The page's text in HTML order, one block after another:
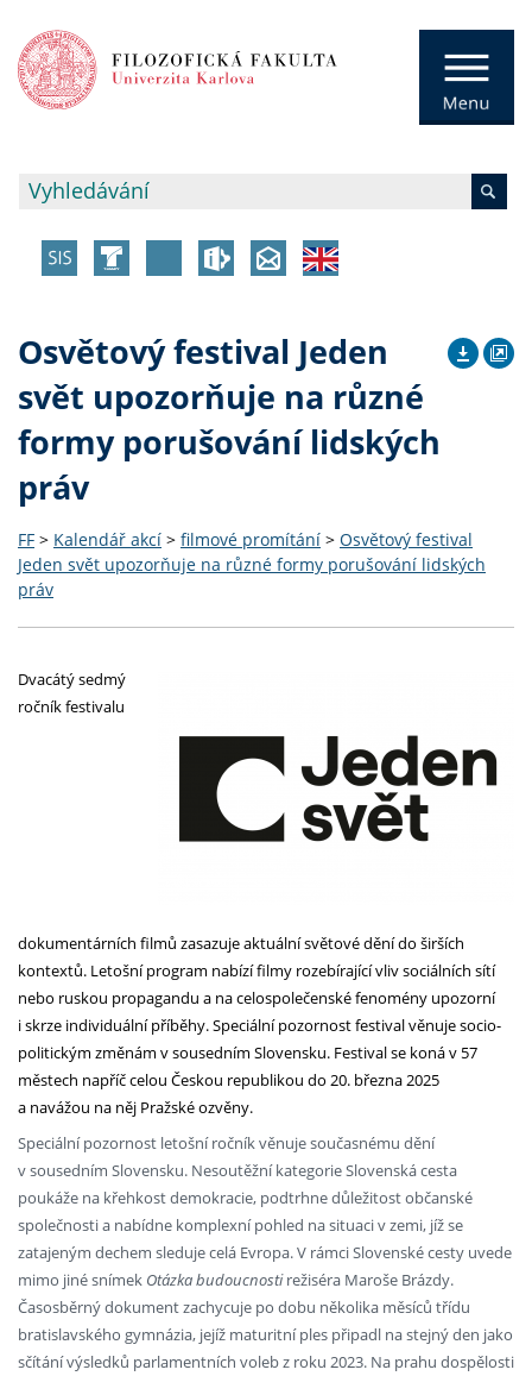
Osvětový festival Jeden
svět upozorňuje na různé
formy porušování lidských
práv
FF > Kalendář akcí > filmové promítání > Osvětový festival
Jeden svět upozorňuje na různé formy porušování lidských
práv
Dvacátý sedmý
ročník festivalu
dokumentárních filmů zasazuje aktuální světové dění do širších
kontextů. Letošní program nabízí filmy rozebírající vliv sociálních sítí
nebo ruskou propagandu a na celospolečenské fenomény upozorní
i skrze individuální příběhy. Speciální pozornost festival věnuje socio-
politickým změnám v sousedním Slovensku. Festival se koná v 57
městech napříč celou Českou republikou do 20. března 2025
a navážou na něj Pražské ozvěny.
Speciální pozornost letošní ročník věnuje současnému dění
v sousedním Slovensku. Nesoutěžní kategorie Slovenská cesta
poukáže na křehkost demokracie, podtrhne důležitost občanské
společnosti a nabídne komplexní pohled na situaci v zemi, jíž se
zatajeným dechem sleduje celá Evropa. V rámci Slovenské cesty uvede
mimo jiné snímek Otázka budoucnostirežiséra Maroše Brázdy.
Časosběrný dokument zachycuje po dobu několika měsíců třídu
bratislavského gymnázia, jejíž maturitní ples připadl na stejný den jako
sčítání výsledků parlamentních voleb z roku 2023. Na prahu dospělosti